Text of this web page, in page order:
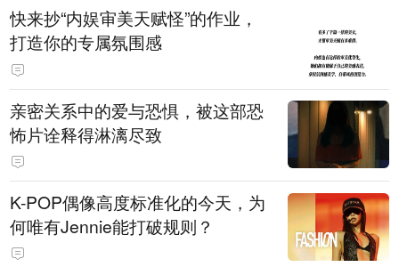
快来抄“内娱审美天赋怪”的作业，
打造你的专属氛围感
亲密关系中的爱与恐惧，被这部恐
怖片诠释得淋漓尽致
K-POP偶像高度标准化的今天，为
何唯有Jennie能打破规则？